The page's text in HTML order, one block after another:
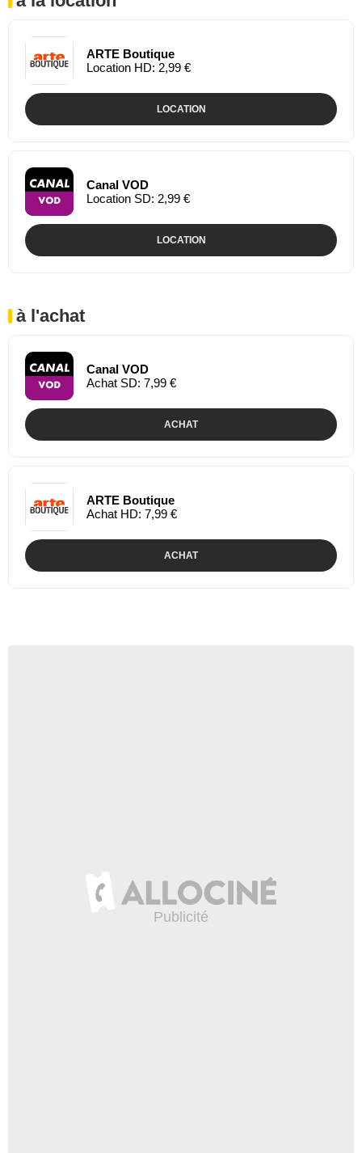
ARTE Boutique
Location HD: 2,99 €
LOCATION
Canal VOD
Location SD: 2,99 €
LOCATION
à l'achat
Canal VOD
Achat SD: 7,99 €
ACHAT
ARTE Boutique
Achat HD: 7,99 €
ACHAT